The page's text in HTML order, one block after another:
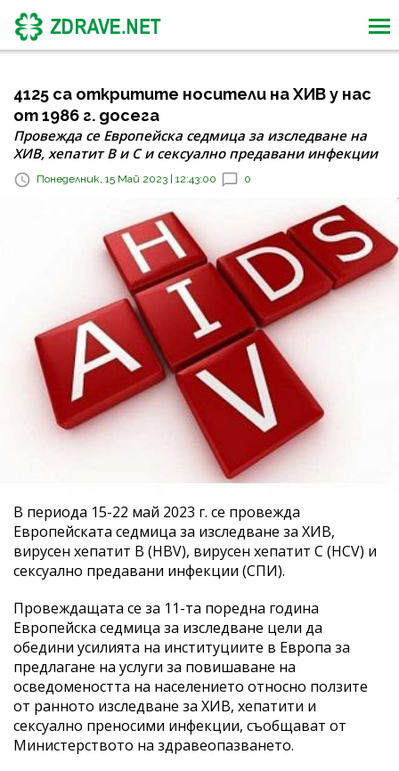
4125 са откритите носители на ХИВ у нас
от 1986 г. досега
Провежда се Европейска седмица за изследване на
ХИВ, хепатит В и С и сексуално предавани инфекции
Понеделник, 15 Май 2023 | 12:43:00 0
В периода 15-22 май 2023 г. се провежда
Европейската седмица за изследване за ХИВ,
вирусен хепатит B (HBV), вирусен хепатит C (HCV) и
сексуално предавани инфекции (СПИ).
Провеждащата се за 11-та поредна година
Европейска седмица за изследване цели да
обедини усилията на институциите в Европа за
предлагане на услуги за повишаване на
осведомеността на населението относно ползите
от ранното изследване за ХИВ, хепатити и
сексуално преносими инфекции, съобщават от
Министерството на здравеопазването.